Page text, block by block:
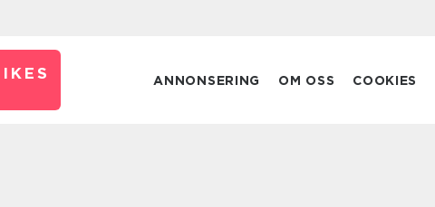
ANNONSERING OM OSS COOKIES